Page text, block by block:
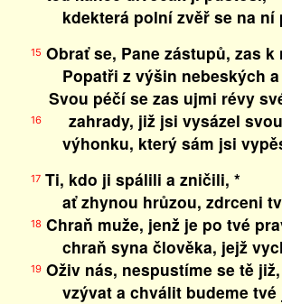
kdekterá polní zvěř se na ní
15 Obrať se, Pane zástupů, zas k
Popatři z výšin nebeských a
Svou péčí se zas ujmi révy
16zahrady, již jsi vysázel svou
výhonku, který sám jsi
17Ti, kdo ji spálili a zničili, *
ať zhynou hrůzou, zdrceni
18 Chraň muže, jenž je po tvé
chraň syna člověka, jejž
19Oživ nás, nespustíme se tě
vzývat a chválit budeme tvé